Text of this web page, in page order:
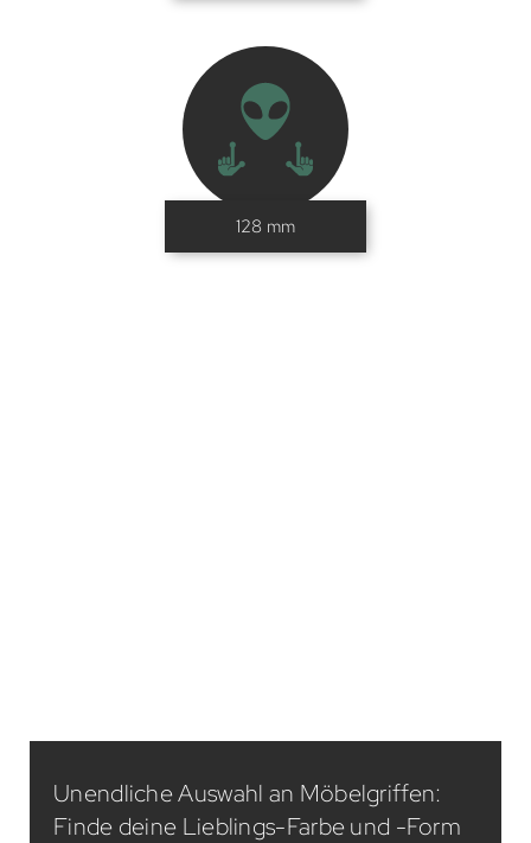
128 mm
Unendliche Auswahl an Möbelgriffen:
Finde deine Lieblings-Farbe und -Form